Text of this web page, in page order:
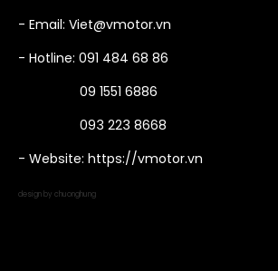
- Email: Viet@vmotor.vn
- Hotline: 091 484 68 86
09 1551 6886
093 223 8668
- Website: https://vmotor.vn
design by chuonghung